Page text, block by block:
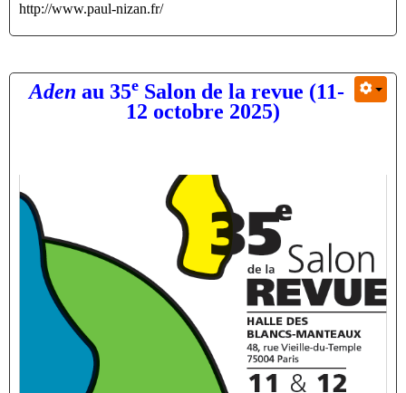
http://www.paul-nizan.fr/
Aden au 35e Salon de la revue (11-
12 octobre 2025)